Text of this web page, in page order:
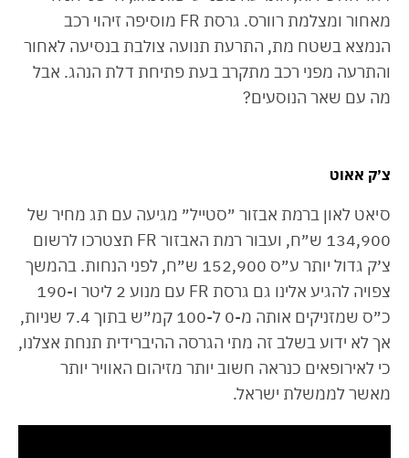
מאחור ומצלמת רוורס. גרסת FR מוסיפה זיהוי רכב
הנמצא בשטח מת, התרעת תנועה צולבת בנסיעה לאחור
והתרעה מפני רכב מתקרב בעת פתיחת דלת הנהג. אבל
מה עם שאר הנוסעים?
צ׳ק אאוט
סיאט לאון ברמת אבזור ״סטייל״ מגיעה עם תג מחיר של
134,900 ש״ח, ועבור רמת האבזור FR תצטרכו לרשום
צ׳ק גדול יותר ע״ס 152,900 ש״ח, לפני הנחות. בהמשך
צפויה להגיע אלינו גם גרסת FR עם מנוע 2 ליטר ו-190
כ״ס שמזניקים אותה מ-0 ל-100 קמ״ש בתוך 7.4 שניות,
אך לא ידוע בשלב זה מתי הגרסה ההיברידית תנחת אצלנו,
כי לאירופאים כנראה חשוב יותר מזיהום האוויר יותר
מאשר לממשלת ישראל.